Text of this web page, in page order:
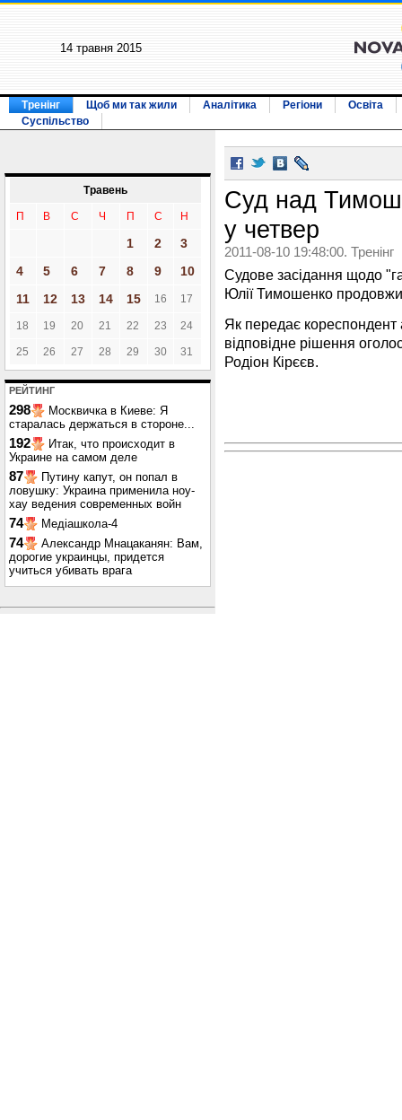
14 травня 2015
Тренінг Щоб ми так жили Аналітика Регіони
Освіта
Суспільство
Травень
П В С Ч П С Н
1 2
3
4
5 6 7 8 9
10
11
12 13 14 15 16 17
18 19 20 21 22 23 24
25 26 27 28 29 30 31
РЕЙТИНГ
298
Москвичка в Киеве: Я
старалась держаться в стороне...
192
Итак, что происходит в
Украине на самом деле
87
Путину капут, он попал в
ловушку: Украина применила ноу-
хау ведения современных войн
74 Медіашкола-4
74
Александр Мнацаканян: Вам,
дорогие украинцы, придется
учиться убивать врага
Суд над
у четвер
2011-08-10 19:48:00. Тренінг
Судове засідання щодо
Юлії Тимошенко
Як передає кореспондент
відповідне рішення
Родіон Кірєєв.